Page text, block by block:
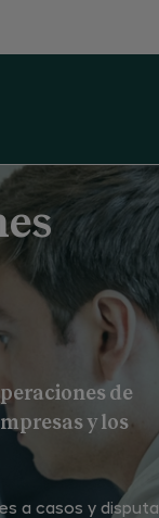
de
y los
a casos y